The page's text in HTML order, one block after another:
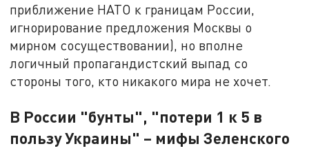
приближение НАТО к границам России,
игнорирование предложения Москвы о
мирном сосуществовании), но вполне
логичный пропагандистский выпад со
стороны того, кто никакого мира не хочет.
В России "бунты", "потери 1 к 5 в
пользу Украины" – мифы Зеленского